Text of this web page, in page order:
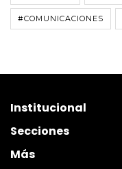
#COMUNICACIONES
Institucional
Secciones
Más